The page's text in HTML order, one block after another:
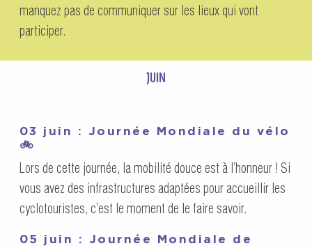
manquez pas de communiquer sur les lieux qui vont
participer.
JUIN
03 juin : Journée Mondiale du vélo
🚲
Lors de cette journée, la mobilité douce est à l’honneur ! Si
vous avez des infrastructures adaptées pour accueillir les
cyclotouristes, c’est le moment de le faire savoir.
05 juin : Journée Mondiale de